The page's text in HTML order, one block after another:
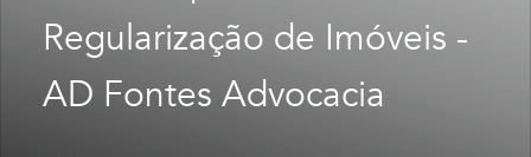
Regularização de Imóveis -
AD Fontes Advocacia